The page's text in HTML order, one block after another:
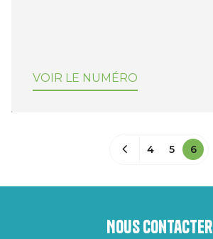
VOIR LE NUMÉRO
4 5 6
Nous contacter